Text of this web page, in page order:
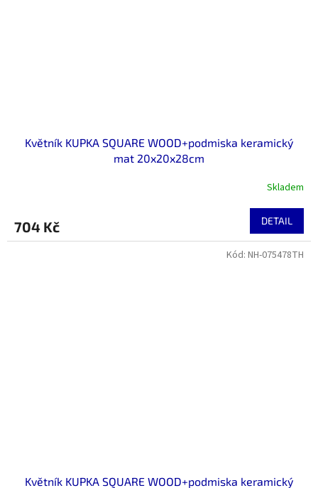
Květník KUPKA SQUARE WOOD+podmiska keramický
mat 20x20x28cm
Skladem
704 Kč DETAIL
Květník KUPKA SQUARE WOOD+podmiska keramický
Kód: NH-075478TH